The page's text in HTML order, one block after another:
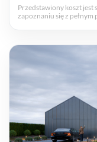
Przedstawiony koszt jest
zapoznaniu się z